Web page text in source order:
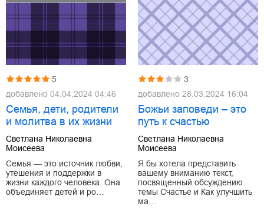
5
добавлено 04.04.2024 04:46
Семья, дети, родители
и молитва в их жизни
Светлана Николаевна
Моисеева
Семья — это источник любви,
утешения и поддержки в
жизни каждого человека. Она
объединяет детей и ро…
3
добавлено 28.03.2024 16:04
Божьи заповеди – это
путь к счастью
Светлана Николаевна
Моисеева
Я бы хотела представить
вашему вниманию текст,
посвященный обсуждению
темы Счастье и Как улучшить
ма…